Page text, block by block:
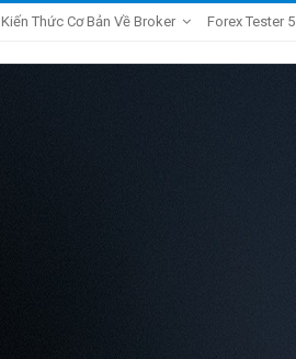
Kiến Thức Cơ Bản Về Broker Forex Tester 5